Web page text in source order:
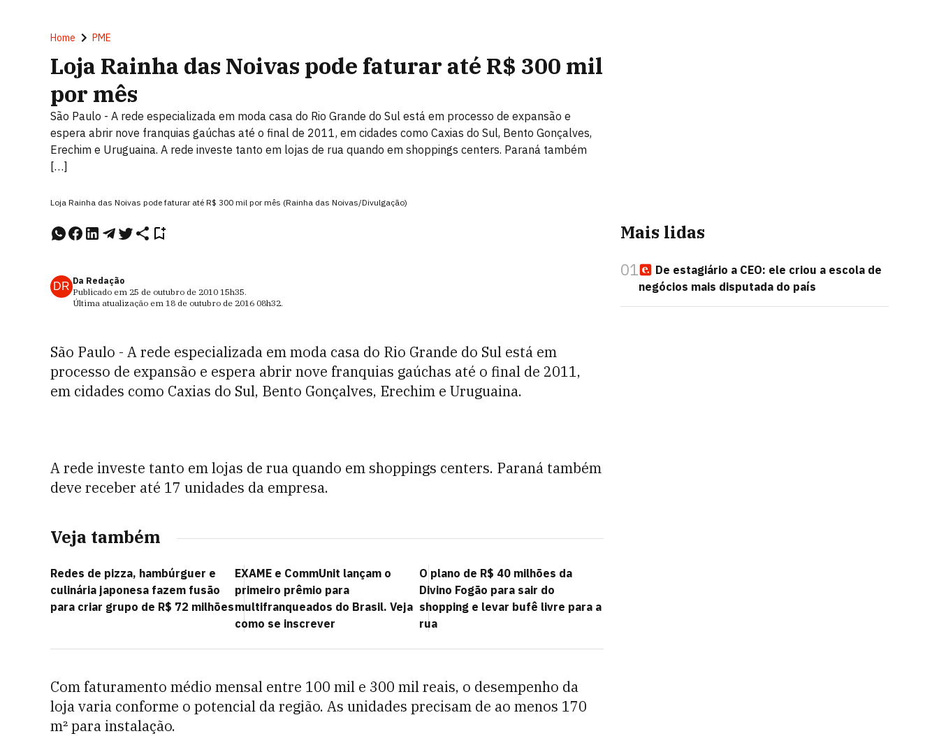
Home PME
Loja Rainha das Noivas pode faturar até R$ 300 mil
por mês
São Paulo - A rede especializada em moda casa do Rio Grande do Sul está em processo de expansão e
espera abrir nove franquias gaúchas até o final de 2011, em cidades como Caxias do Sul, Bento Gonçalves,
Erechim e Uruguaina. A rede investe tanto em lojas de rua quando em shoppings centers. Paraná também
[…]
Loja Rainha das Noivas pode faturar até R$ 300 mil por mês (Rainha das Noivas/Divulgação)
DR Da Redação
Publicado em 25 de outubro de 2010 15h35.
Última atualização em 18 de outubro de 2016 08h32.
São Paulo - A rede especializada em moda casa do Rio Grande do Sul está em
processo de expansão e espera abrir nove franquias gaúchas até o final de 2011,
em cidades como Caxias do Sul, Bento Gonçalves, Erechim e Uruguaina.
A rede investe tanto em lojas de rua quando em shoppings centers. Paraná também
deve receber até 17 unidades da empresa.
Veja também
Redes de pizza, hambúrguer e
culinária japonesa fazem fusão
para criar grupo de R$ 72 milhões
EXAME e CommUnit lançam o
primeiro prêmio para
multifranqueados do Brasil. Veja
como se inscrever
O plano de R$ 40 milhões da
Divino Fogão para sair do
shopping e levar bufê livre para a
rua
Com faturamento médio mensal entre 100 mil e 300 mil reais, o desempenho da
loja varia conforme o potencial da região. As unidades precisam de ao menos 170
m² para instalação.
Mais lidas
01
De estagiário a CEO: ele criou a escola de
negócios mais disputada do país